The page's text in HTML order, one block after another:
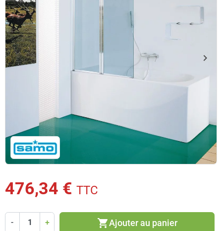
Précédent
keyboard_arrow_left keyboard_arrow_right
476,34 € TTC
- + shopping_cartAjouter au panier